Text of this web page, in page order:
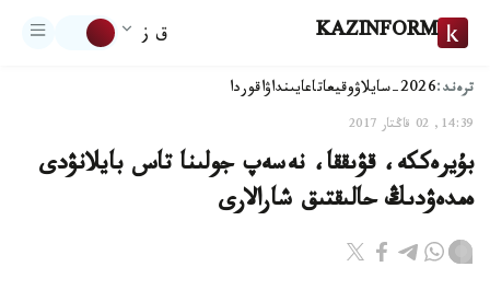
KAZINFORM ق ز
ترەند:2026-سايلاۋ وقيعاتاعايىنداۋاقوردا
14:39, 02 قاڭتار 2017
بۇيرەككە، قۋىققا، نەسەپ جولىنا تاس بايلانۋدى
ەمدەۋدىڭ حالىقتىق شارالارى